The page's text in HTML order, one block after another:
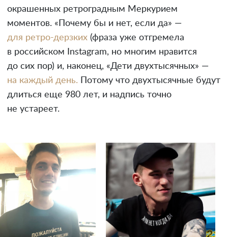
окрашенных ретроградным Меркурием
моментов. «Почему бы и нет, если да» —
для ретро-дерзких (фраза уже отгремела
в российском Instagram, но многим нравится
до сих пор) и, наконец, «Дети двухтысячных» —
на каждый день. Потому что двухтысячные будут
длиться еще 980 лет, и надпись точно
не устареет.